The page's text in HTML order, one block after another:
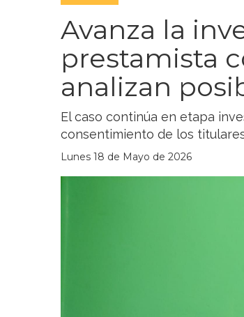
Avanza la
prestamista
analizan
El caso continúa en etapa
consentimiento de los
Lunes 18 de Mayo de 2026